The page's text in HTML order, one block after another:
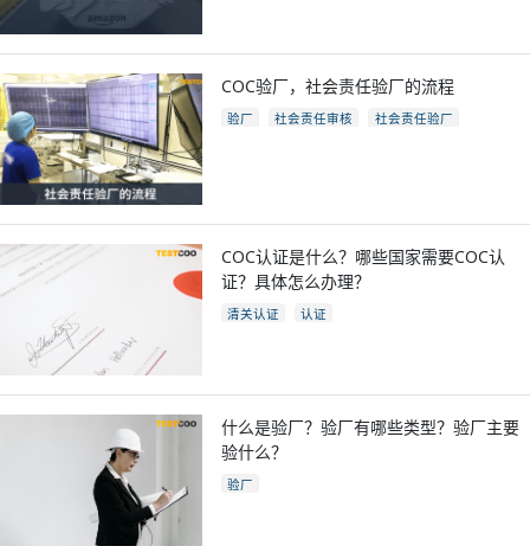
COC验厂，社会责任验厂的流程
验厂 社会责任审核
社会责任验厂
COC认证是什么？哪些国家需要COC认
证？具体怎么办理？
清关认证 认证
什么是验厂？验厂有哪些类型？验厂主要
验什么？
验厂